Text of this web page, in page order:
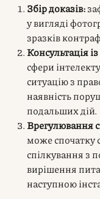
Збір доказів:
у вигляді
зразків
Консультація
сфери
ситуацію з
наявність
подальших дій.
Врегулювання
може спочатку
спілкування з
вирішення
наступною